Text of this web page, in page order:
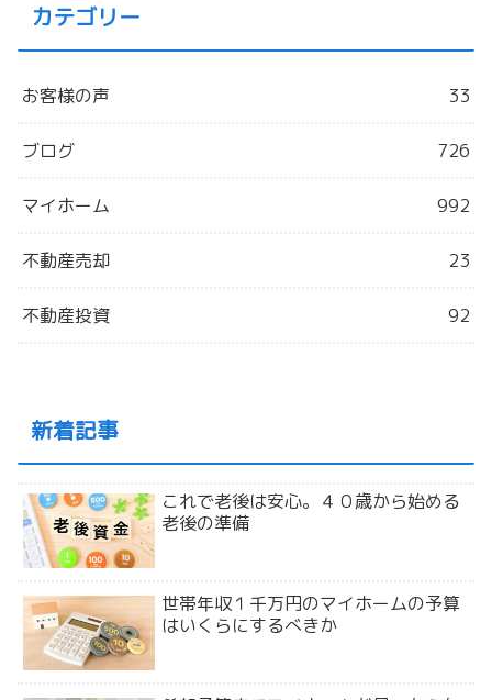
カテゴリー
お客様の声 33
ブログ 726
マイホーム 992
不動産売却 23
不動産投資 92
新着記事
これで老後は安心。４０歳から始める
老後の準備
世帯年収１千万円のマイホームの予算
はいくらにするべきか